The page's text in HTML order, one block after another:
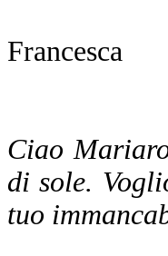
Francesca
Ciao
di sole.
tuo